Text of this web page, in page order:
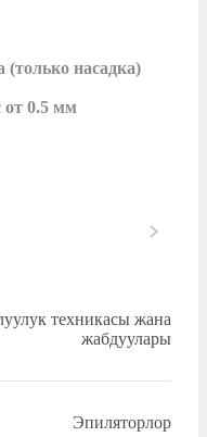
насадка)
от 0.5 мм
техникасы жана
жабдуулары
Эпиляторлор